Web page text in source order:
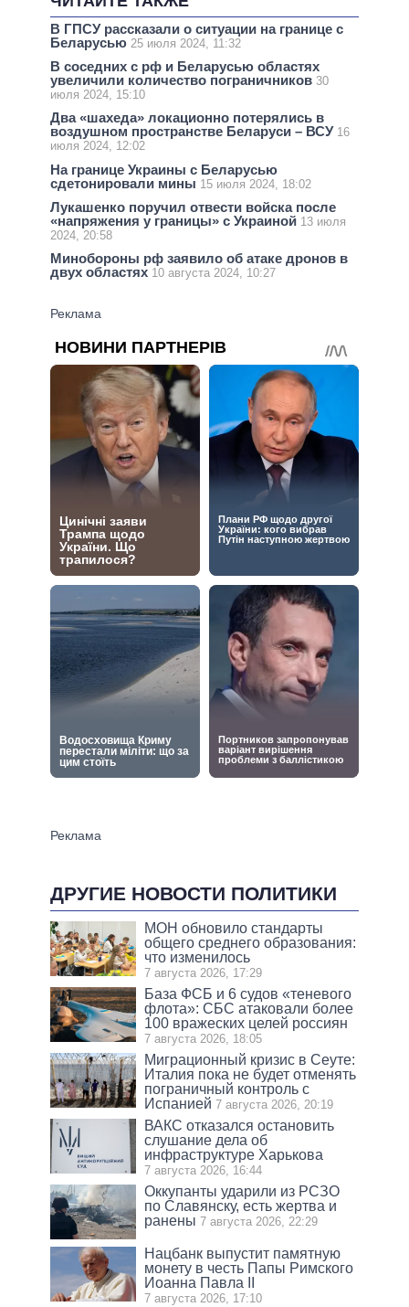
В ГПСУ рассказали о ситуации на границе с
Беларусью 25 июля 2024, 11:32
В соседних с рф и Беларусью областях
увеличили количество пограничников 30
июля 2024, 15:10
Два «шахеда» локационно потерялись в
воздушном пространстве Беларуси – ВСУ 16
июля 2024, 12:02
На границе Украины с Беларусью
сдетонировали мины 15 июля 2024, 18:02
Лукашенко поручил отвести войска после
«напряжения у границы» с Украиной 13 июля
2024, 20:58
Минобороны рф заявило об атаке дронов в
двух областях 10 августа 2024, 10:27
ДРУГИЕ НОВОСТИ ПОЛИТИКИ
МОН обновило стандарты
общего среднего образования:
что изменилось
7 августа 2026, 17:29
База ФСБ и 6 судов «теневого
флота»: СБС атаковали более
100 вражеских целей россиян
7 августа 2026, 18:05
Миграционный кризис в Сеуте:
Италия пока не будет отменять
пограничный контроль с
Испанией 7 августа 2026, 20:19
ВАКС отказался остановить
слушание дела об
инфраструктуре Харькова
7 августа 2026, 16:44
Оккупанты ударили из РСЗО
по Славянску, есть жертва и
ранены 7 августа 2026, 22:29
Нацбанк выпустит памятную
монету в честь Папы Римского
Иоанна Павла II
7 августа 2026, 17:10